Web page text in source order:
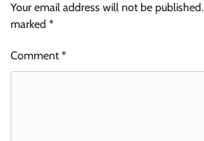
Your email address will not be published.
marked *
Comment*